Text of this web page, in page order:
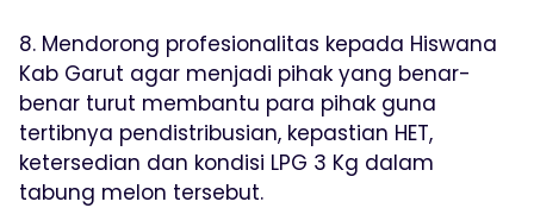
8. Mendorong profesionalitas kepada Hiswana
Kab Garut agar menjadi pihak yang benar-
benar turut membantu para pihak guna
tertibnya pendistribusian, kepastian HET,
ketersedian dan kondisi LPG 3 Kg dalam
tabung melon tersebut.